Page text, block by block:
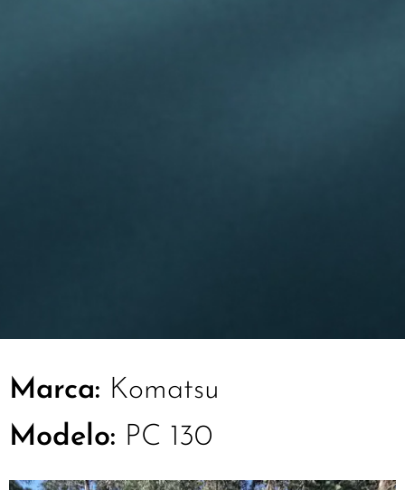
Marca: Komatsu
Modelo: PC 130